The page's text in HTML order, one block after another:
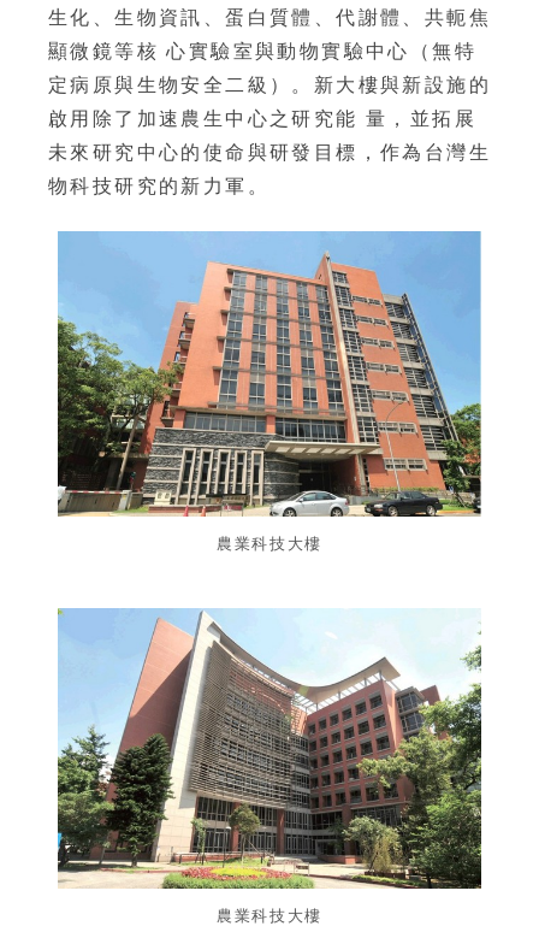
生化、生物資訊、蛋白質體、代謝體、共軛焦
顯微鏡等核 心實驗室與動物實驗中心（無特
定病原與生物安全二級）。新大樓與新設施的
啟用除了加速農生中心之研究能 量，並拓展
未來研究中心的使命與研發目標，作為台灣生
物科技研究的新力軍。
農業科技大樓
農業科技大樓